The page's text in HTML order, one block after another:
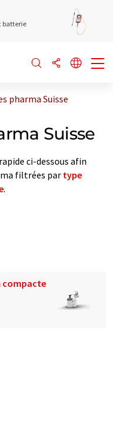
batterie
pharma Suisse
Suisse
ci-dessous afin
filtrées partype
.
compacte